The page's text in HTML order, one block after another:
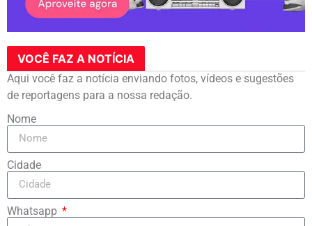
VOCÊ FAZ A NOTÍCIA
Aqui você faz a notícia enviando fotos, vídeos e sugestões
de reportagens para a nossa redação.
Nome
Cidade
Whatsapp